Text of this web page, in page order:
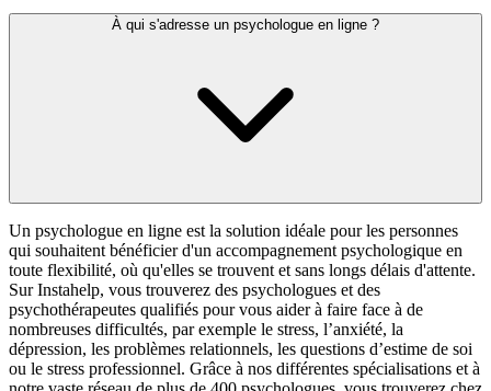
À qui s'adresse un psychologue en ligne ?
Un psychologue en ligne est la solution idéale pour les personnes
qui souhaitent bénéficier d'un accompagnement psychologique en
toute flexibilité, où qu'elles se trouvent et sans longs délais d'attente.
Sur Instahelp, vous trouverez des psychologues et des
psychothérapeutes qualifiés pour vous aider à faire face à de
nombreuses difficultés, par exemple le stress, l’anxiété, la
dépression, les problèmes relationnels, les questions d’estime de soi
ou le stress professionnel. Grâce à nos différentes spécialisations et à